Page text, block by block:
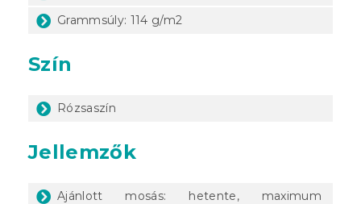
Grammsúly: 114 g/m2
Szín
Rózsaszín
Jellemzők
Ajánlott mosás: hetente, maximum